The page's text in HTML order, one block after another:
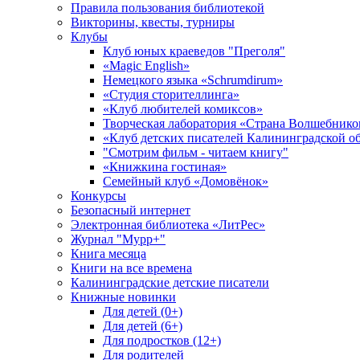
Правила пользования библиотекой
Викторины, квесты, турниры
Клубы
Клуб юных краеведов "Преголя"
«Magic English»
Немецкого языка «Schrumdirum»
«Студия сторителлинга»
«Клуб любителей комиксов»
Творческая лаборатория «Страна
«Клуб детских писателей Калининградской
"Смотрим фильм - читаем книгу"
«Книжкина гостиная»
Семейный клуб «Домовёнок»
Конкурсы
Безопасный интернет
Электронная библиотека «ЛитРес»
Журнал "Мурр+"
Книга месяца
Книги на все времена
Калининградские детские писатели
Книжные новинки
Для детей (0+)
Для детей (6+)
Для подростков (12+)
Для родителей